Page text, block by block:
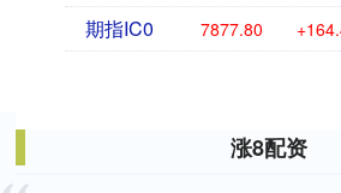
期指IC0 7877.80
涨8配资